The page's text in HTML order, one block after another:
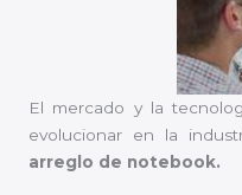
El mercado y la
evolucionar en la
arreglo de notebook.